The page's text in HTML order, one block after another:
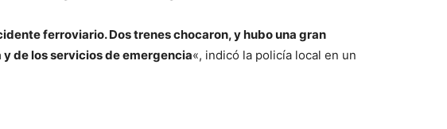
ferroviario. Dos trenes chocaron, y hubo una gran
de los servicios de emergencia«, indicó la policía local en un